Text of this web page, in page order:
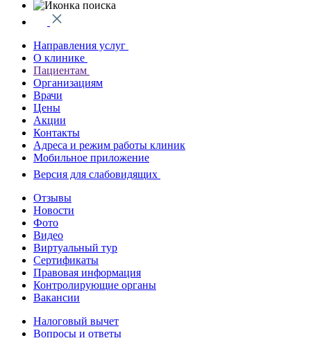
Направления услуг
О клинике
Пациентам
Организациям
Врачи
Цены
Акции
Контакты
Адреса и режим работы клиник
Мобильное приложение
Версия для слабовидящих
Отзывы
Новости
Фото
Видео
Виртуальный тур
Сертификаты
Правовая информация
Контролирующие органы
Вакансии
Налоговый вычет
Вопросы и ответы